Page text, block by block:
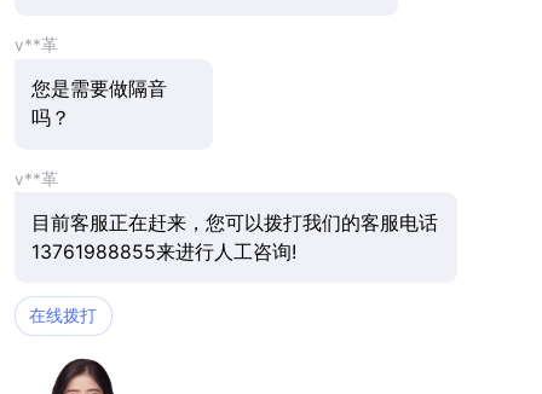
v**革
您是需要做隔音
吗？
v**革
目前客服正在赶来，您可以拨打我们的客服电话
13761988855来进行人工咨询!
在线拨打